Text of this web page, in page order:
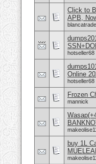
Click to
APB,
hotseller68
Online
hotseller68
Frozen
mannick
buy 1L